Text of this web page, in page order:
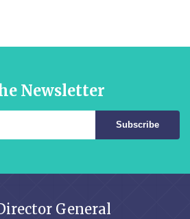
Newsletter
Subscribe
General